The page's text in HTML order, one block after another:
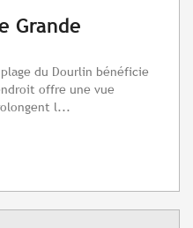
Grande
du Dourlin bénéficie
offre une vue
l...